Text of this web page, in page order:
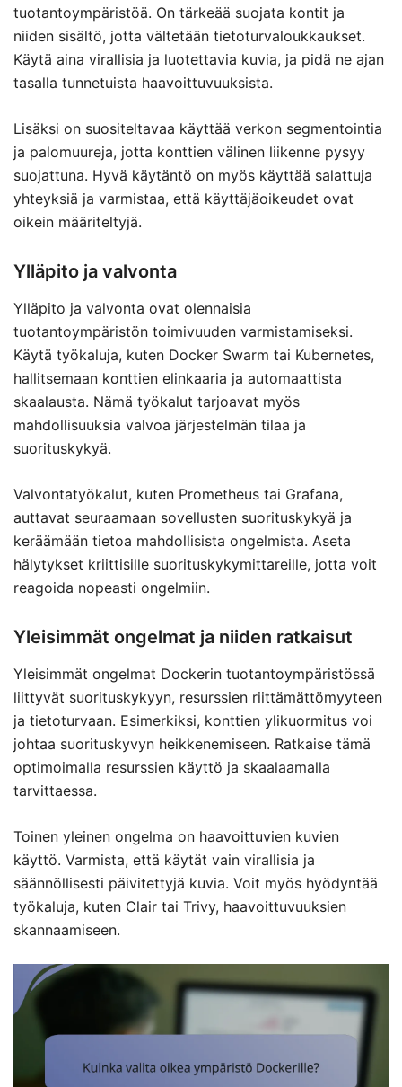
tuotantoympäristöä. On tärkeää suojata kontit ja
niiden sisältö, jotta vältetään tietoturvaloukkaukset.
Käytä aina virallisia ja luotettavia kuvia, ja pidä ne ajan
tasalla tunnetuista haavoittuvuuksista.
Lisäksi on suositeltavaa käyttää verkon segmentointia
ja palomuureja, jotta konttien välinen liikenne pysyy
suojattuna. Hyvä käytäntö on myös käyttää salattuja
yhteyksiä ja varmistaa, että käyttäjäoikeudet ovat
oikein määriteltyjä.
Ylläpito ja valvonta
Ylläpito ja valvonta ovat olennaisia
tuotantoympäristön toimivuuden varmistamiseksi.
Käytä työkaluja, kuten Docker Swarm tai Kubernetes,
hallitsemaan konttien elinkaaria ja automaattista
skaalausta. Nämä työkalut tarjoavat myös
mahdollisuuksia valvoa järjestelmän tilaa ja
suorituskykyä.
Valvontatyökalut, kuten Prometheus tai Grafana,
auttavat seuraamaan sovellusten suorituskykyä ja
keräämään tietoa mahdollisista ongelmista. Aseta
hälytykset kriittisille suorituskykymittareille, jotta voit
reagoida nopeasti ongelmiin.
Yleisimmät ongelmat ja niiden ratkaisut
Yleisimmät ongelmat Dockerin tuotantoympäristössä
liittyvät suorituskykyyn, resurssien riittämättömyyteen
ja tietoturvaan. Esimerkiksi, konttien ylikuormitus voi
johtaa suorituskyvyn heikkenemiseen. Ratkaise tämä
optimoimalla resurssien käyttö ja skaalaamalla
tarvittaessa.
Toinen yleinen ongelma on haavoittuvien kuvien
käyttö. Varmista, että käytät vain virallisia ja
säännöllisesti päivitettyjä kuvia. Voit myös hyödyntää
työkaluja, kuten Clair tai Trivy, haavoittuvuuksien
skannaamiseen.